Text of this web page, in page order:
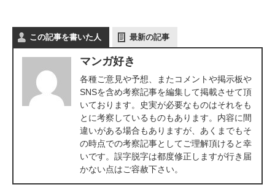
この記事を書いた人 最新の記事
マンガ好き
各種ご意見や予想、またコメントや掲示板や
SNSを含め考察記事を編集して掲載させて頂
いております。史実が必要なものはそれをも
とに考察しているものもあります。内容に間
違いがある場合もありますが、あくまでもそ
の時点での考察記事としてご理解頂けると幸
いです。誤字脱字は都度修正しますが行き届
かない点はご容赦下さい。